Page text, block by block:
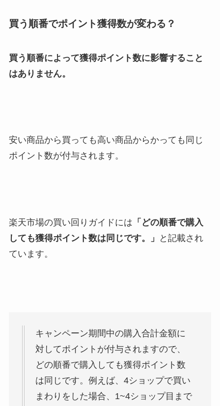
買う順番でポイント獲得数が変わる？
買う順番によって獲得ポイント数に影響すること
はありません。
安い商品から買っても高い商品からかっても同じ
ポイント数が付与されます。
楽天市場の買い回りガイドには 「どの順番で購入
しても獲得ポイント数は同じです。」
と記載され
ています。
キャンペーン期間中の購入合計金額に
対してポイントが付与されますので、
どの順番で購入しても獲得ポイント数
は同じです。例えば、4ショップで買い
まわりをした場合、1~4ショップ目まで